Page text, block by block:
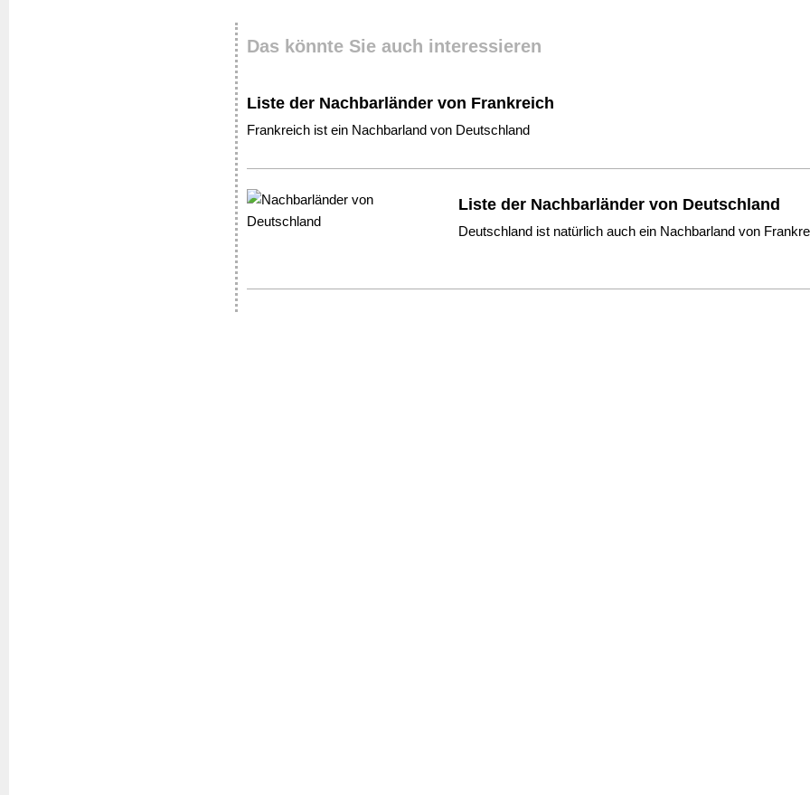
Das könnte Sie auch interessieren
Liste der Nachbarländer von Frankreich
Frankreich ist ein Nachbarland von Deutschland
Liste der Nachbarländer von Deutschland
Deutschland ist natürlich auch ein Nachbarland von